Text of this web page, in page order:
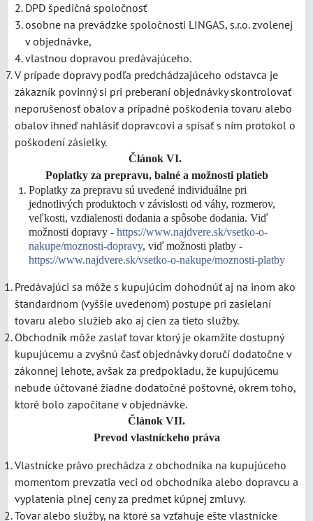
DPD špedičná spoločnosť
osobne na prevádzke spoločnosti LINGAS, s.r.o. zvolenej
v objednávke,
vlastnou dopravou predávajúceho.
V prípade dopravy podľa predchádzajúceho odstavca je
zákazník povinný si pri preberaní objednávky skontrolovať
neporušenosť obalov a prípadné poškodenia tovaru alebo
obalov ihneď nahlásiť dopravcovi a spísať s ním protokol o
poškodení zásielky.
Článok VI.
Poplatky za prepravu, balné a možnosti platieb
Poplatky za prepravu sú uvedené individuálne pri
jednotlivých produktoch v závislosti od váhy, rozmerov,
veľkosti, vzdialenosti dodania a spôsobe dodania. Viď
možnosti dopravy - https://www.najdvere.sk/vsetko-o-
nakupe/moznosti-dopravy, viď možnosti platby -
https://www.najdvere.sk/vsetko-o-nakupe/moznosti-platby
Predávajúci sa môže s kupujúcim dohodnúť aj na inom ako
štandardnom (vyššie uvedenom) postupe pri zasielaní
tovaru alebo služieb ako aj cien za tieto služby.
Obchodník môže zaslať tovar ktorý je okamžite dostupný
kupujúcemu a zvyšnú časť objednávky doručí dodatočne v
zákonnej lehote, avšak za predpokladu, že kupujúcemu
nebude účtované žiadne dodatočné poštovné, okrem toho,
ktoré bolo započítane v objednávke.
Článok VII.
Prevod vlastníckeho práva
Vlastnícke právo prechádza z obchodníka na kupujúceho
momentom prevzatia veci od obchodníka alebo dopravcu a
vyplatenia plnej ceny za predmet kúpnej zmluvy.
Tovar alebo služby, na ktoré sa vzťahuje ešte vlastnícke